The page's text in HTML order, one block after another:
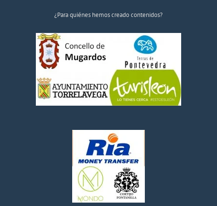
¿Para quiénes hemos creado contenidos?